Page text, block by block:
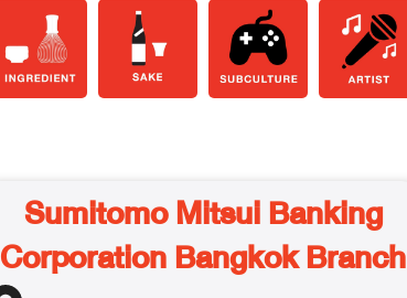
Sumitomo Mitsui Banking
Corporation Bangkok Branch